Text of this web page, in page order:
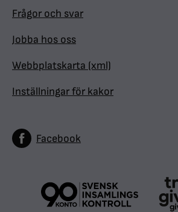
Frågor och svar
Jobba hos oss
Webbplatskarta (xml)
Inställningar för kakor
Facebook